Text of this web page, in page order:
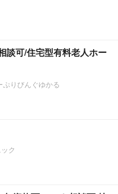
談可/住宅型有料老人ホー
りびんぐゆかる
ク